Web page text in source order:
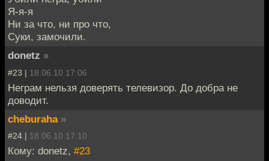
Я-я-я
Ни за что, ни про что,
Суки, замочили.
donetz »
#23 | 18.06.10 17:06
Неграм нельзя доверять телевизор. До добра не
доводит.
cheburaha »
#24 | 18.06.10 17:10
Кому: donetz, #23